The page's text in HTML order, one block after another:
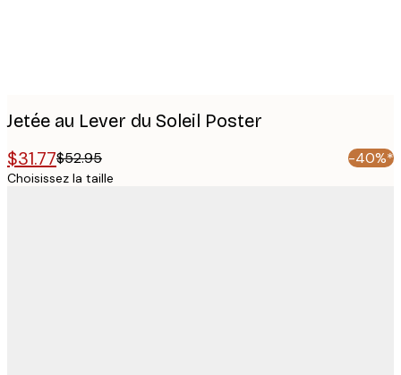
Jetée au Lever du Soleil Poster
$31.77$52.95 -40%*
Choisissez la taille